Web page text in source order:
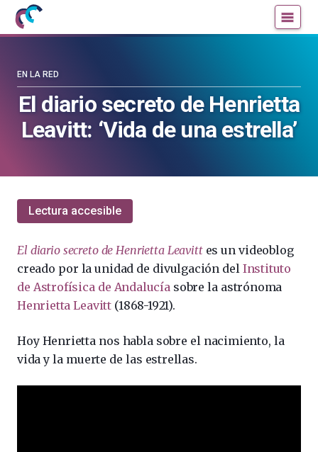
Mujeres
con
Cultura
Científica
la
blog
Cultura
Científica
la
El diario secreto de Henrietta
Leavitt: ‘Vida de una estrella’
EN LA RED
Lectura accesible
El diario secreto de Henrietta Leavittes un videoblog
creado por la unidad de divulgación del Instituto
de Astrofísica de Andalucíasobre la astrónoma
Henrietta Leavitt (1868-1921).
Hoy Henrietta nos habla sobre el nacimiento, la
vida y la muerte de las estrellas.